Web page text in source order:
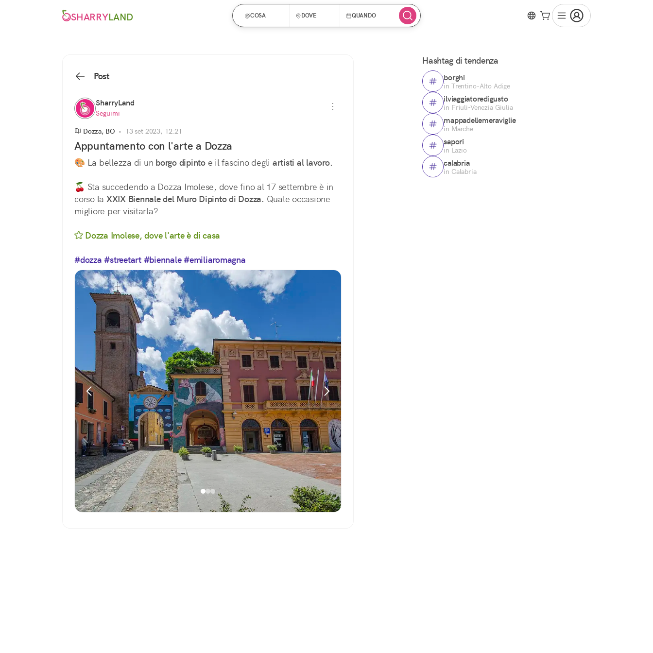
SHARRYLAND COSA DOVE QUANDO
Post
SharryLand
Seguimi
Dozza, BO • 13 set 2023, 12:21
Appuntamento con l'arte a Dozza
🎨 La bellezza di un borgo dipinto e il fascino degli artisti al lavoro.
🍒 Sta succedendo a Dozza Imolese, dove fino al 17 settembre è in
corso la XXIX Biennale del Muro Dipinto di Dozza. Quale occasione
migliore per visitarla?
Dozza Imolese, dove l'arte è di casa
#dozza #streetart #biennale #emiliaromagna
Hashtag di tendenza
borghi
in Trentino-Alto Adige
ilviaggiatoredigusto
in Friuli-Venezia Giulia
mappadellemeraviglie
in Marche
sapori
in Lazio
calabria
in Calabria